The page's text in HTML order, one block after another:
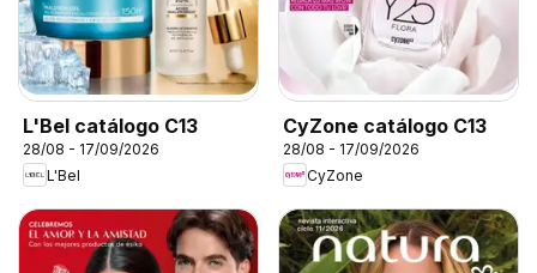
L'Bel catálogo C13
28/08 - 17/09/2026
L'Bel
CyZone catálogo C13
28/08 - 17/09/2026
CyZone